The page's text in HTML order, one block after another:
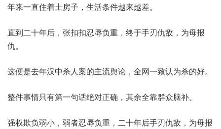
年来一直住着土房子，生活条件越来越差。
直到二十年后，张扣扣忍辱负重，终于手刃仇敌，为母报
仇。
这便是去年汉中杀人案的主流舆论，全网一致认为杀的好。
整件事情只有第一句话绝对正确，其余全靠群众脑补。
强权欺负弱小，弱者忍辱负重，二十年后手刃仇敌，为母报